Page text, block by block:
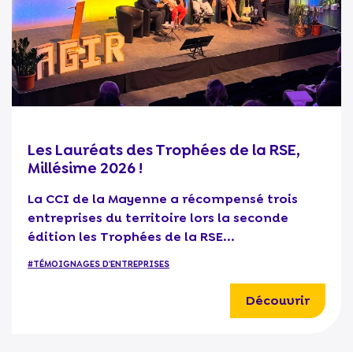
Les Lauréats des Trophées de la RSE,
Millésime 2026 !
La CCI de la Mayenne a récompensé trois
entreprises du territoire lors la seconde
édition les Trophées de la RSE...
#TÉMOIGNAGES D'ENTREPRISES
Découvrir